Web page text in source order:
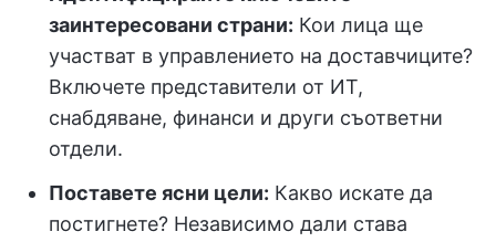
заинтересовани страни: Кои лица ще
участват в управлението на доставчиците?
Включете представители от ИТ,
снабдяване, финанси и други съответни
отдели.
Поставете ясни цели: Какво искате да
постигнете? Независимо дали става